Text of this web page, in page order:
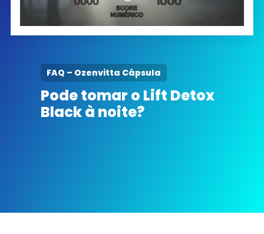
FAQ – Ozenvitta Cápsula
Pode tomar o Lift Detox
Black à noite?